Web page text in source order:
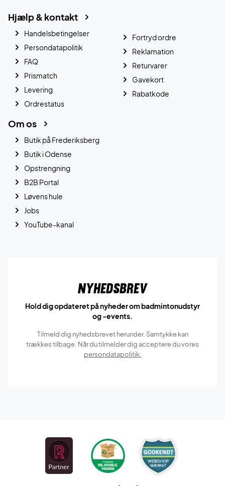
Hjælp & kontakt
Handelsbetingelser
Persondatapolitik
FAQ
Prismatch
Levering
Ordrestatus
Fortryd ordre
Reklamation
Returvarer
Gavekort
Rabatkode
Om os
Butik på Frederiksberg
Butik i Odense
Opstrengning
B2B Portal
Løvens hule
Jobs
YouTube-kanal
Nyhedsbrev
Hold dig opdateret på nyheder om badmintonudstyr
og -events.
Tilmeld dig nyhedsbrevet herunder. Samtykke kan
trækkes tilbage. Når du tilmelder dig acceptere du vores
persondatapolitik.